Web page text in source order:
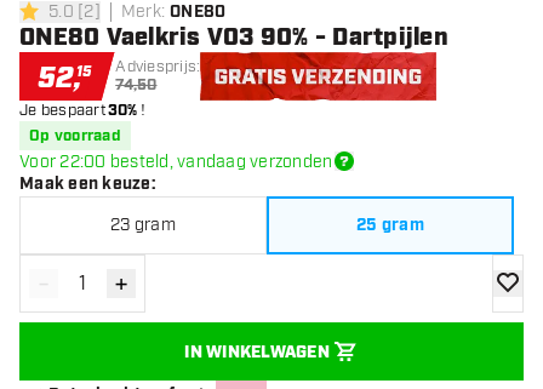
5 score sterren
5.0 [2] Merk: ONE80
ONE80 Vaelkris V03 90% - Dartpijlen
52,15 Adviesprijs:
74,50
Je bespaart30% !
Op voorraad
Voor 22:00 besteld, vandaag verzonden
Maak een keuze:
23 gram 25 gram
Verminder hoeveelheid
- Verhoog hoeveelheid
+
IN WINKELWAGEN